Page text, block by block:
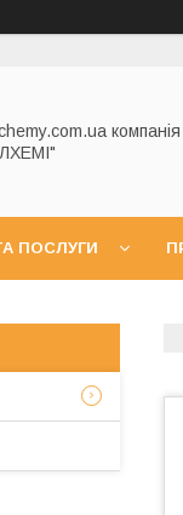
компанія
ПОСЛУГИ